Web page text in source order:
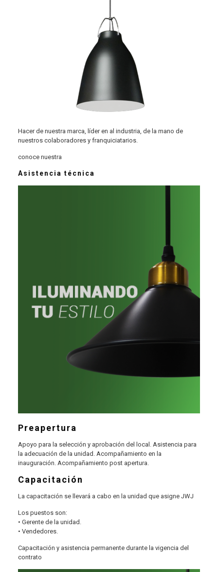
Hacer de nuestra marca, líder en al industria, de la mano de
nuestros colaboradores y franquiciatarios.
conoce nuestra
Asistencia técnica
Preapertura
Apoyo para la selección y aprobación del local. Asistencia para
la adecuación de la unidad. Acompañamiento en la
inauguración. Acompañamiento post apertura.
Capacitación
La capacitación se llevará a cabo en la unidad que asigne JWJ
Los puestos son:
• Gerente de la unidad.
• Vendedores.
Capacitación y asistencia permanente durante la vigencia del
contrato